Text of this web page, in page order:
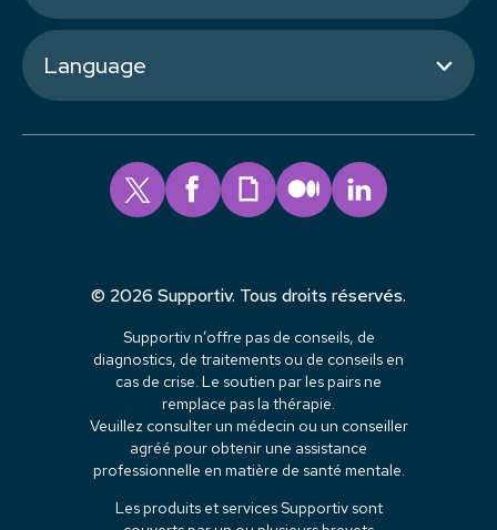
Language
© 2026 Supportiv. Tous droits réservés.
Supportiv n’offre pas de conseils, de
diagnostics, de traitements ou de conseils en
cas de crise. Le soutien par les pairs ne
remplace pas la thérapie.
Veuillez consulter un médecin ou un conseiller
agréé pour obtenir une assistance
professionnelle en matière de santé mentale.
Les produits et services Supportiv sont